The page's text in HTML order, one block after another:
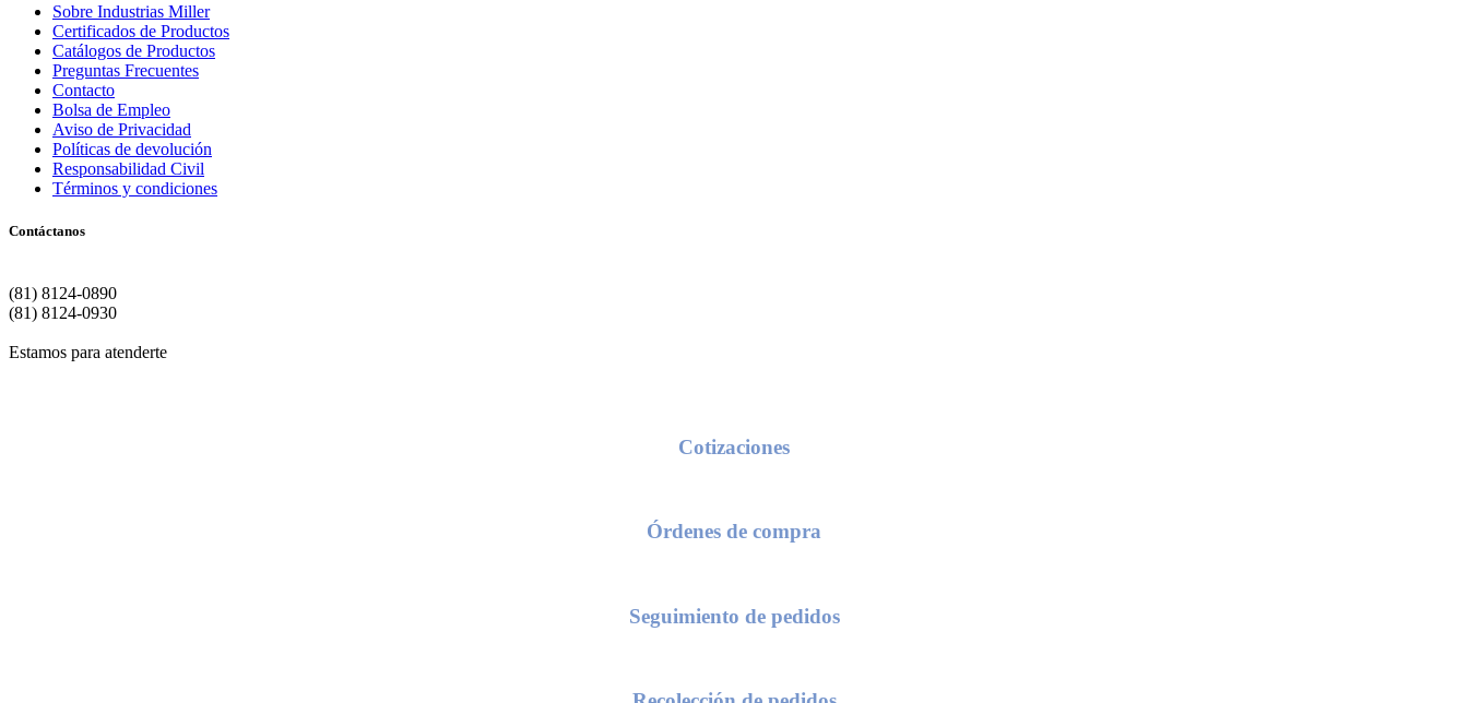
Sobre Industrias Miller
Certificados de Productos
Catálogos de Productos
Preguntas Frecuentes
Contacto
Bolsa de Empleo
Aviso de Privacidad
Políticas de devolución
Responsabilidad Civil
Términos y condiciones
Contáctanos
(81) 8124-0890
(81) 8124-0930
Estamos para atenderte
Cotizaciones
Órdenes de compra
Seguimiento de pedidos